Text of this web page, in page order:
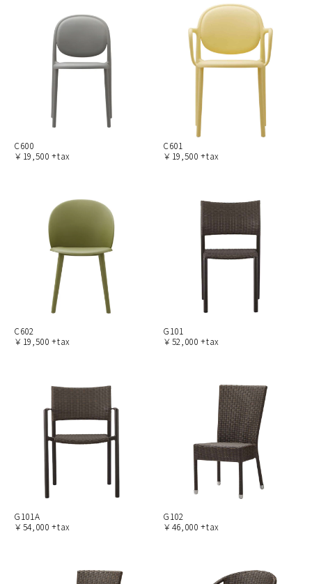
C600
￥19,500 +tax
C601
￥19,500 +tax
C602
￥19,500 +tax
G101
￥52,000 +tax
G101A
￥54,000 +tax
G102
￥46,000 +tax